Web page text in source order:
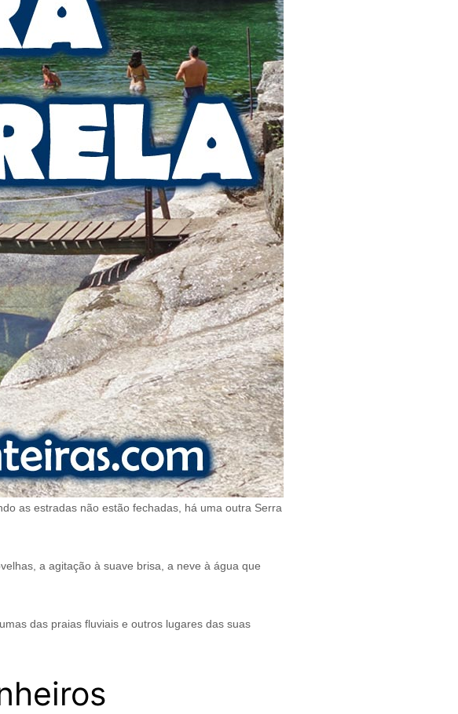
as estradas não estão fechadas, há uma outra Serra
a agitação à suave brisa, a neve à água que
das praias fluviais e outros lugares das suas